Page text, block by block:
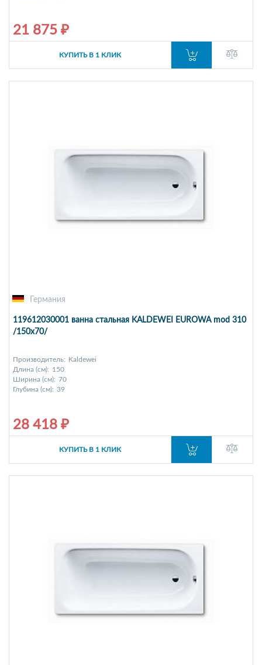
21 875 ₽
КУПИТЬ В 1 КЛИК
Германия
119612030001 ванна стальная KALDEWEI EUROWA mod 310
/150х70/
Производитель: Kaldewei
Длина (см): 150
Ширина (см): 70
Глубина (см): 39
28 418 ₽
КУПИТЬ В 1 КЛИК